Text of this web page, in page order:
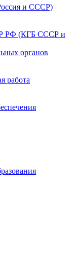
и СССР)
РФ (КГБ СССР и
органов
работа